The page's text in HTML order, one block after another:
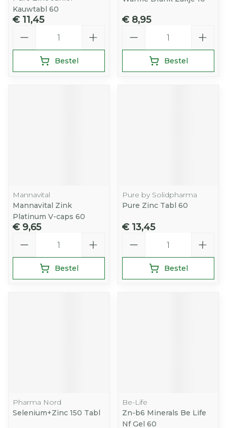
Kauwtabl 60
€ 11,45
Bestel
€ 8,95
Bestel
Mannavital
Mannavital Zink
Platinum V-caps 60
€ 9,65
Bestel
Pure by Solidpharma
Pure Zinc Tabl 60
€ 13,45
Bestel
Pharma Nord
Selenium+Zinc 150 Tabl
Be-Life
Zn-b6 Minerals Be Life
Nf Gel 60